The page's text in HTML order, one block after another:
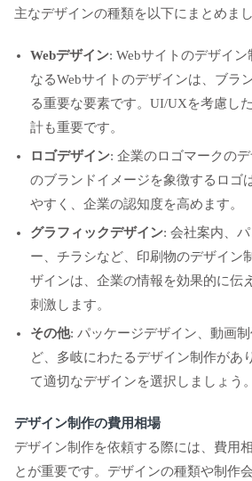
主なデザインの種類を以下にまとめまし
Webデザイン: Webサイトのデザイ
なるWebサイトのデザインは、ブラ
る重要な要素です。UI/UXを考慮し
計も重要です。
ロゴデザイン: 企業のロゴマークの
のブランドイメージを象徴するロゴ
やすく、企業の認知度を高めます。
グラフィックデザイン: 会社案内、
ー、チラシなど、印刷物のデザイン
ザインは、企業の情報を効果的に伝
刺激します。
その他: パッケージデザイン、動画
ど、多岐にわたるデザイン制作があ
て適切なデザインを選択しましょう。
デザイン制作の費用相場
デザイン制作を依頼する際には、費用
とが重要です。デザインの種類や制作